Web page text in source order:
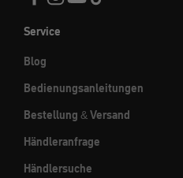
Service
Blog
Bedienungsanleitungen
Bestellung & Versand
Händleranfrage
Händlersuche